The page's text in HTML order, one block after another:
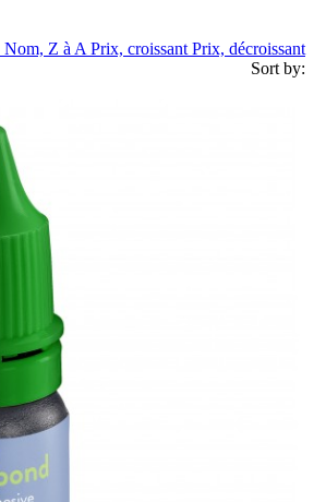
Nom, Z à A Prix, croissant Prix, décroissant
Sort by: